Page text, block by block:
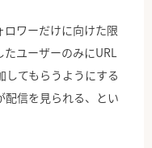
ワーだけに向けた限
たユーザーのみにURL
してもらうようにする
配信を見られる、とい